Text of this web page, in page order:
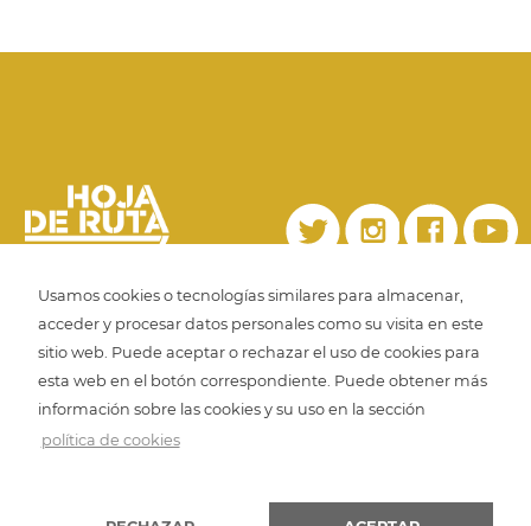
Usamos cookies o tecnologías similares para almacenar,
acceder y procesar datos personales como su visita en este
sitio web. Puede aceptar o rechazar el uso de cookies para
esta web en el botón correspondiente. Puede obtener más
información sobre las cookies y su uso en la sección
política de cookies
Copyright 2022. Editorial Hoja de Ruta.
Política de privacidad